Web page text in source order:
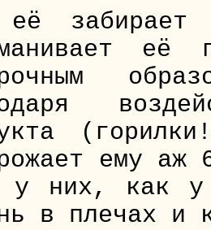
ему аж
у них, как у
в плечах и